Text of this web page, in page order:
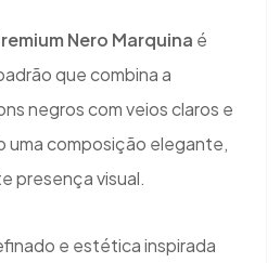
Nero Marquina é
que combina a
negros com veios claros e
uma composição elegante,
presença visual.
e estética inspirada